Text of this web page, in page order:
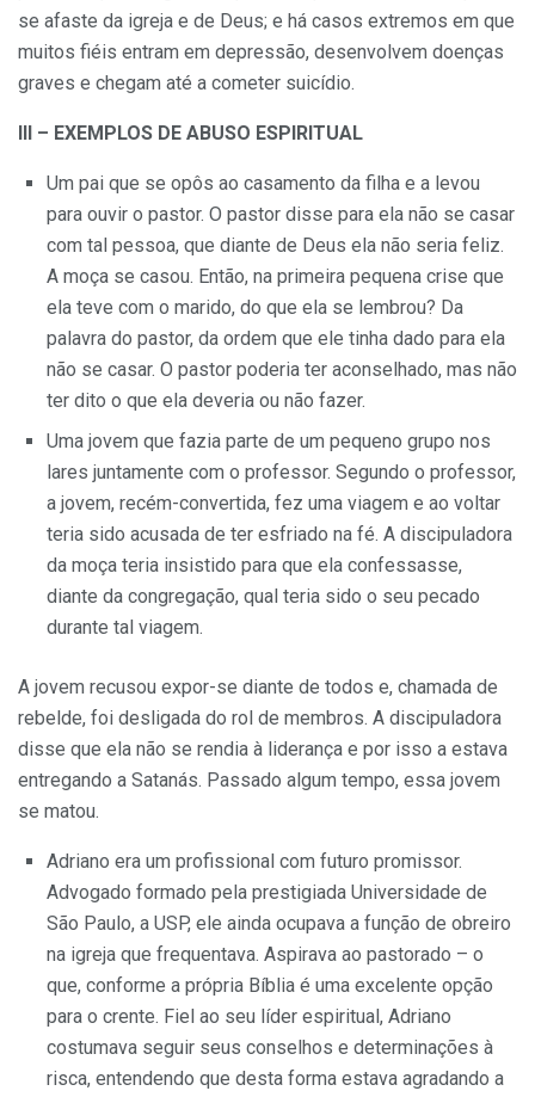
se afaste da igreja e de Deus; e há casos extremos em que
muitos fiéis entram em depressão, desenvolvem doenças
graves e chegam até a cometer suicídio.
III – EXEMPLOS DE ABUSO ESPIRITUAL
Um pai que se opôs ao casamento da filha e a levou
para ouvir o pastor. O pastor disse para ela não se casar
com tal pessoa, que diante de Deus ela não seria feliz.
A moça se casou. Então, na primeira pequena crise que
ela teve com o marido, do que ela se lembrou? Da
palavra do pastor, da ordem que ele tinha dado para ela
não se casar. O pastor poderia ter aconselhado, mas não
ter dito o que ela deveria ou não fazer.
Uma jovem que fazia parte de um pequeno grupo nos
lares juntamente com o professor. Segundo o professor,
a jovem, recém-convertida, fez uma viagem e ao voltar
teria sido acusada de ter esfriado na fé. A discipuladora
da moça teria insistido para que ela confessasse,
diante da congregação, qual teria sido o seu pecado
durante tal viagem.
A jovem recusou expor-se diante de todos e, chamada de
rebelde, foi desligada do rol de membros. A discipuladora
disse que ela não se rendia à liderança e por isso a estava
entregando a Satanás. Passado algum tempo, essa jovem
se matou.
Adriano era um profissional com futuro promissor.
Advogado formado pela prestigiada Universidade de
São Paulo, a USP, ele ainda ocupava a função de obreiro
na igreja que frequentava. Aspirava ao pastorado – o
que, conforme a própria Bíblia é uma excelente opção
para o crente. Fiel ao seu líder espiritual, Adriano
costumava seguir seus conselhos e determinações à
risca, entendendo que desta forma estava agradando a